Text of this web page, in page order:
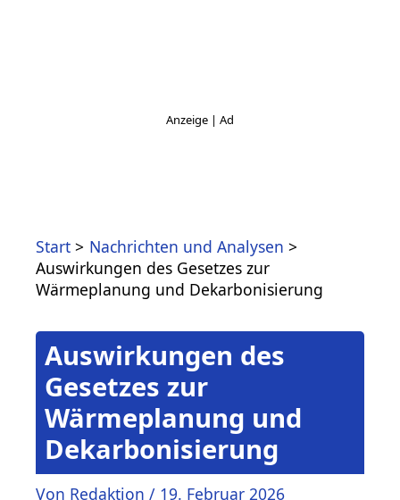
Start
Nachrichten und Analysen
Auswirkungen des Gesetzes zur
Wärmeplanung und Dekarbonisierung
Auswirkungen des
Gesetzes zur
Wärmeplanung und
Dekarbonisierung
Von Redaktion / 19. Februar 2026